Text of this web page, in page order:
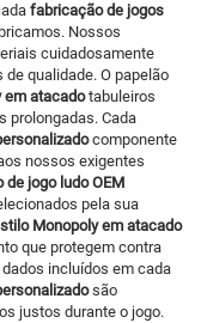
fabricação de jogos
Nossos
cuidadosamente
qualidade. O papelão
em atacadotabuleiros
prolongadas. Cada
componente
nossos exigentes
de jogo ludo OEM
pela sua
Monopoly em atacado
que protegem contra
incluídos em cada
são
justos durante o jogo.